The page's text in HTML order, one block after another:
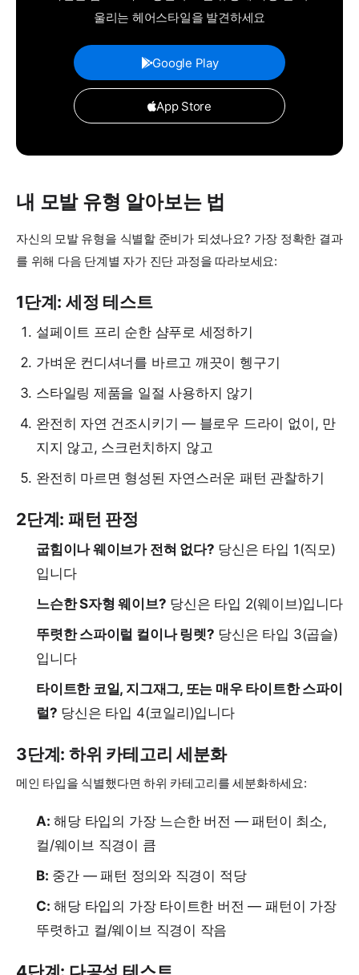
울리는 헤어스타일을 발견하세요
Google Play
App Store
내 모발 유형 알아보는 법
자신의 모발 유형을 식별할 준비가 되셨나요? 가장 정확한 결과
를 위해 다음 단계별 자가 진단 과정을 따라보세요:
1단계: 세정 테스트
설페이트 프리 순한 샴푸로 세정하기
가벼운 컨디셔너를 바르고 깨끗이 헹구기
스타일링 제품을 일절 사용하지 않기
완전히 자연 건조시키기 — 블로우 드라이 없이, 만
지지 않고, 스크런치하지 않고
완전히 마르면 형성된 자연스러운 패턴 관찰하기
2단계: 패턴 판정
굽힘이나 웨이브가 전혀 없다? 당신은 타입 1(직모)
입니다
느슨한 S자형 웨이브? 당신은 타입 2(웨이브)입니다
뚜렷한 스파이럴 컬이나 링렛? 당신은 타입 3(곱슬)
입니다
타이트한 코일, 지그재그, 또는 매우 타이트한 스파이
럴? 당신은 타입 4(코일리)입니다
3단계: 하위 카테고리 세분화
메인 타입을 식별했다면 하위 카테고리를 세분화하세요:
A: 해당 타입의 가장 느슨한 버전 — 패턴이 최소,
컬/웨이브 직경이 큼
B: 중간 — 패턴 정의와 직경이 적당
C: 해당 타입의 가장 타이트한 버전 — 패턴이 가장
뚜렷하고 컬/웨이브 직경이 작음